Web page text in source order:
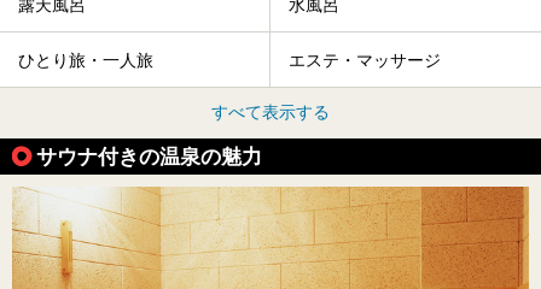
露天風呂 水風呂
ひとり旅・一人旅 エステ・マッサージ
すべて表示する
サウナ付きの温泉の魅力